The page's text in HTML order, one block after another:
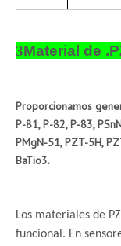
3Material de
Proporcionamos
P-81, P-82, P-83,
PMgN-51, PZT-5H,
BaTio3.
Los materiales de
funcional. En